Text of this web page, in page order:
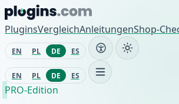
Zum Inhalt springen
PluginsVergleichAnleitungenShop-
EN PL DE ES
EN PL DE ES
PRO-Edition